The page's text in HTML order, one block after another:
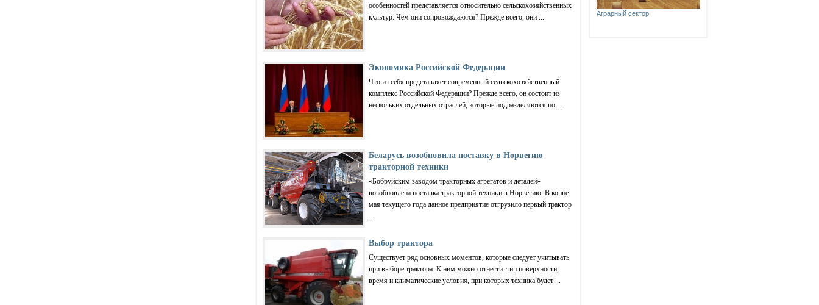
Аграрный сектор
особенностей представляется относительно сельскохозяйственных
культур. Чем они сопровождаются? Прежде всего, они ...
Экономика Российской Федерации
Что из себя представляет современный сельскохозяйственный
комплекс Российской Федерации? Прежде всего, он состоит из
нескольких отдельных отраслей, которые подразделяются по ...
Беларусь возобновила поставку в Норвегию
тракторной техники
«Бобруйским заводом тракторных агрегатов и деталей»
возобновлена поставка тракторной техники в Норвегию. В конце
мая текущего года данное предприятие отгрузило первый трактор
Выбор трактора
Существует ряд основных моментов, которые следует учитывать
при выборе трактора. К ним можно отнести: тип поверхности,
время и климатические условия, при которых техника будет ...